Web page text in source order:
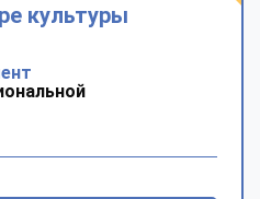
культуры